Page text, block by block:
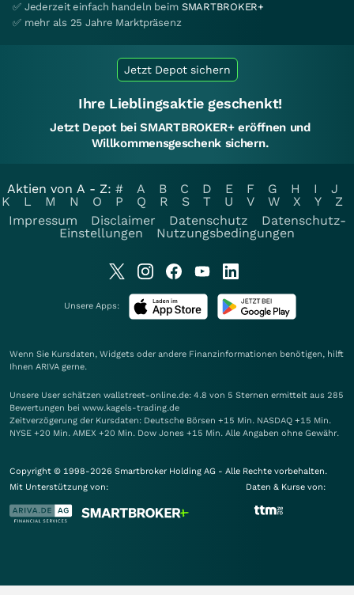
✅ Jederzeit einfach handeln beim SMARTBROKER+
✅ mehr als 25 Jahre Marktpräsenz
Jetzt Depot sichern
Ihre Lieblingsaktie geschenkt!
Jetzt Depot bei SMARTBROKER+ eröffnen und
Willkommensgeschenk sichern.
Aktien von A - Z: # A B C D E F G H I
J
K
L M N O P Q R S T U V W X Y
Z
Impressum
Disclaimer Datenschutz
Datenschutz-
Einstellungen
Nutzungsbedingungen
Unsere Apps:
Wenn Sie Kursdaten, Widgets oder andere Finanzinformationen benötigen, hilft
Ihnen ARIVA gerne.
Unsere User schätzen wallstreet-online.de: 4.8 von 5 Sternen ermittelt aus 285
Bewertungen bei www.kagels-trading.de
Zeitverzögerung der Kursdaten: Deutsche Börsen +15 Min. NASDAQ +15 Min.
NYSE +20 Min. AMEX +20 Min. Dow Jones +15 Min. Alle Angaben ohne Gewähr.
Copyright © 1998-2026 Smartbroker Holding AG - Alle Rechte vorbehalten.
Mit Unterstützung von:
Daten & Kurse von: